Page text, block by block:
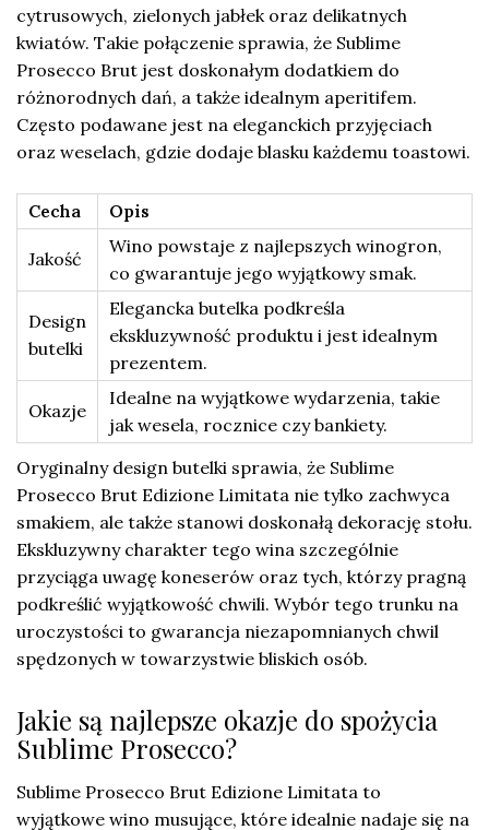
cytrusowych, zielonych jabłek oraz delikatnych
kwiatów. Takie połączenie sprawia, że Sublime
Prosecco Brut jest doskonałym dodatkiem do
różnorodnych dań, a także idealnym aperitifem.
Często podawane jest na eleganckich przyjęciach
oraz weselach, gdzie dodaje blasku każdemu toastowi.
Cecha Opis
Jakość
Wino powstaje z najlepszych winogron,
co gwarantuje jego wyjątkowy smak.
Design
butelki
Elegancka butelka podkreśla
ekskluzywność produktu i jest idealnym
prezentem.
Okazje
Idealne na wyjątkowe wydarzenia, takie
jak wesela, rocznice czy bankiety.
Oryginalny design butelki sprawia, że Sublime
Prosecco Brut Edizione Limitata nie tylko zachwyca
smakiem, ale także stanowi doskonałą dekorację stołu.
Ekskluzywny charakter tego wina szczególnie
przyciąga uwagę koneserów oraz tych, którzy pragną
podkreślić wyjątkowość chwili. Wybór tego trunku na
uroczystości to gwarancja niezapomnianych chwil
spędzonych w towarzystwie bliskich osób.
Jakie są najlepsze okazje do spożycia
Sublime Prosecco?
Sublime Prosecco Brut Edizione Limitata to
wyjątkowe wino musujące, które idealnie nadaje się na